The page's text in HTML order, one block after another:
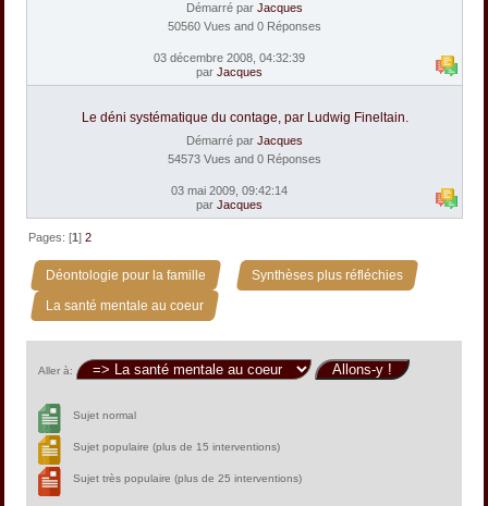
Démarré par Jacques
50560 Vues and 0 Réponses
03 décembre 2008, 04:32:39
par Jacques
Le déni systématique du contage, par Ludwig Fineltain.
Démarré par Jacques
54573 Vues and 0 Réponses
03 mai 2009, 09:42:14
par Jacques
Pages: [1]2
Déontologie pour la famille » Synthèses plus réfléchies »
La santé mentale au coeur
Aller à:
Sujet normal
Sujet populaire (plus de 15 interventions)
Sujet très populaire (plus de 25 interventions)